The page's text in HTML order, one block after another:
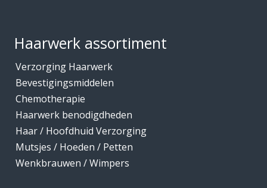
Haarwerk assortiment
Verzorging Haarwerk
Bevestigingsmiddelen
Chemotherapie
Haarwerk benodigdheden
Haar / Hoofdhuid Verzorging
Mutsjes / Hoeden / Petten
Wenkbrauwen / Wimpers